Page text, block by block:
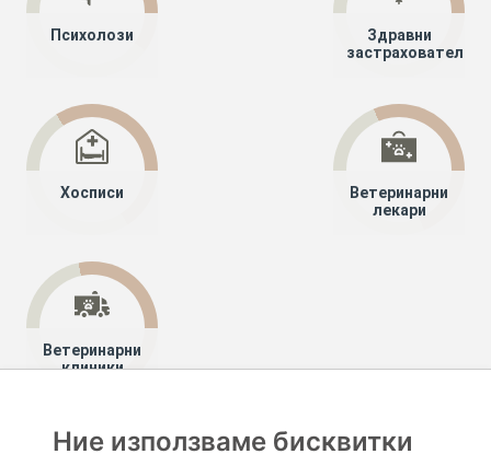
Психолози
Здравни
застрахователи
Хосписи
Ветеринарни
лекари
Ветеринарни
клиники
Специалисти
Ние използваме бисквитки